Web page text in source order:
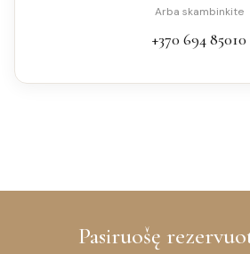
Arba skambinkite
+370 694 85010
Pasiruošę